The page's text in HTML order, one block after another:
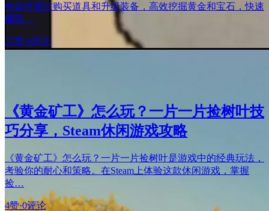
你如何通过购买道具和升级装备，高效挖掘黄金和宝石，快速
赚取…
21赞·6评论
《黄金矿工》怎么玩？一片一片捡树叶技
巧分享，Steam休闲游戏攻略
《黄金矿工》怎么玩？一片一片捡树叶是游戏中的经典玩法，
考验你的耐心和策略。在Steam上体验这款休闲游戏，掌握
捡…
4赞·0评论